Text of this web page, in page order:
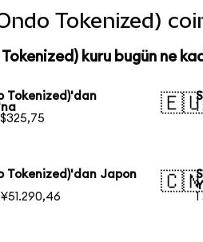
Tokenized)
kuru bugün ne
Tokenized)'dan
Tokenized)'dan Japon